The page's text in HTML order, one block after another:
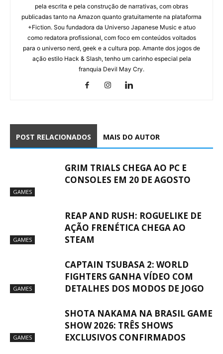
pela escrita e pela construção de narrativas, com obras
publicadas tanto na Amazon quanto gratuitamente na plataforma
+Fiction. Sou fundadora da Universo Japanese Music e atuo
como redatora profissional, com foco em conteúdos voltados
para o universo nerd, geek e a cultura pop. Amante dos jogos de
ação estilo Hack & Slash, tenho um carinho especial pela
franquia Devil May Cry.
POST RELACIONADOS MAIS DO AUTOR
GAMES
GRIM TRIALS CHEGA AO PC E
CONSOLES EM 20 DE AGOSTO
GAMES
REAP AND RUSH: ROGUELIKE DE
AÇÃO FRENÉTICA CHEGA AO
STEAM
GAMES
CAPTAIN TSUBASA 2: WORLD
FIGHTERS GANHA VÍDEO COM
DETALHES DOS MODOS DE JOGO
GAMES
SHOTA NAKAMA NA BRASIL GAME
SHOW 2026: TRÊS SHOWS
EXCLUSIVOS CONFIRMADOS